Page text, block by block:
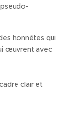
honnêtes qui
œuvrent avec
clair et